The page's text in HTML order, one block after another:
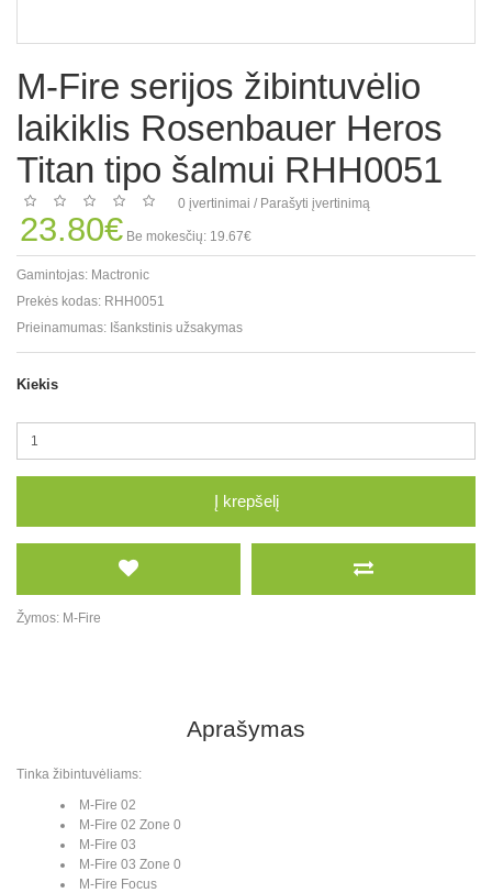
M-Fire serijos žibintuvėlio
laikiklis Rosenbauer Heros
Titan tipo šalmui RHH0051
0 įvertinimai / Parašyti įvertinimą
23.80€ Be mokesčių: 19.67€
Gamintojas: Mactronic
Prekės kodas: RHH0051
Prieinamumas: Išankstinis užsakymas
Kiekis
Į krepšelį
Žymos: M-Fire
Aprašymas
Tinka žibintuvėliams:
M-Fire 02
M-Fire 02 Zone 0
M-Fire 03
M-Fire 03 Zone 0
M-Fire Focus